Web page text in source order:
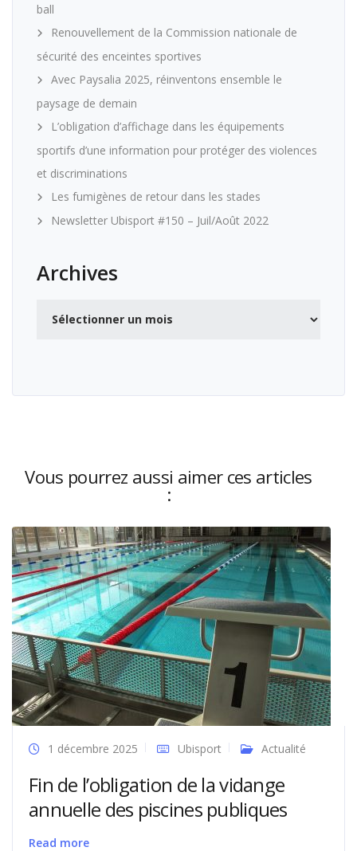
ball
Renouvellement de la Commission nationale de
sécurité des enceintes sportives
Avec Paysalia 2025, réinventons ensemble le
paysage de demain
L’obligation d’affichage dans les équipements
sportifs d’une information pour protéger des violences
et discriminations
Les fumigènes de retour dans les stades
Newsletter Ubisport #150 – Juil/Août 2022
Archives
Vous pourrez aussi aimer ces articles
:
1 décembre 2025 Ubisport Actualité
Fin de l’obligation de la vidange
annuelle des piscines publiques
Read more